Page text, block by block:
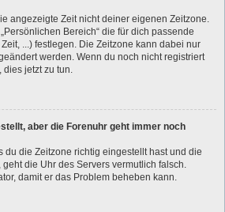
angezeigte Zeit nicht deiner eigenen Zeitzone.
Bereich“ die für dich passende
...) festlegen. Die Zeitzone kann dabei nur
werden. Wenn du noch nicht registriert
dies jetzt zu tun.
aber die Forenuhr geht immer noch
du die Zeitzone richtig eingestellt hast und die
die Uhr des Servers vermutlich falsch.
damit er das Problem beheben kann.